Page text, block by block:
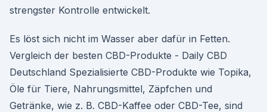
strengster Kontrolle entwickelt.
Es löst sich nicht im Wasser aber dafür in Fetten.
Vergleich der besten CBD-Produkte - Daily CBD
Deutschland Spezialisierte CBD-Produkte wie Topika,
Öle für Tiere, Nahrungsmittel, Zäpfchen und
Getränke, wie z. B. CBD-Kaffee oder CBD-Tee, sind